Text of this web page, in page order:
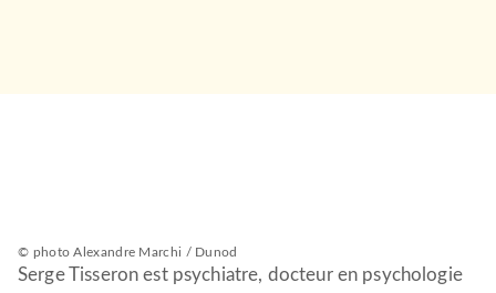
Serge Tisseron est psychiatre, docteur en psychologie
© photo Alexandre Marchi / Dunod